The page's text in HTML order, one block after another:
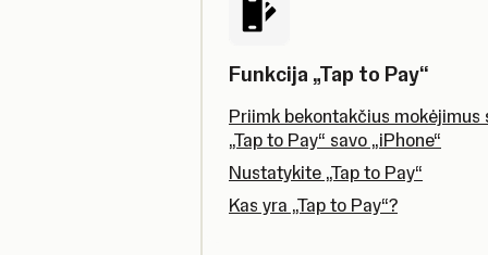
Funkcija „Tap to Pay“
Priimk bekontakčius mokėjimus
„Tap to Pay“ savo „iPhone“
Nustatykite „Tap to Pay“
Kas yra „Tap to Pay“?